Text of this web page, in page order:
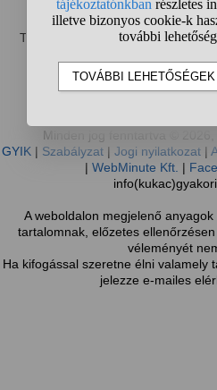
Te most a gyakorikerdesek.hu
Váltás teljes
Minden jog fenntartva © 2026,
GYIK| Szabályzat| Jogi nyilatkozat|
| WebMinute Kft. |
A weboldalon megjelenő
tartalomnak, előzetes
véleményét
Ha kifogással szeretne élni valamely
jelezze e-mailes